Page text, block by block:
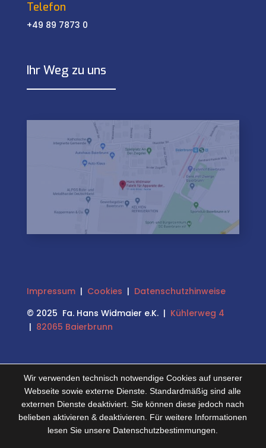
Telefon
+49 89 7873 0
Ihr Weg zu uns
Impressum| Cookies | Datenschutzhinweise
© 2025 Fa. Hans Widmaier e.K. | Kühlerweg 4
| 82065 Baierbrunn
Wir verwenden technisch notwendige Cookies auf unserer
Webseite sowie externe Dienste. Standardmäßig sind alle
externen Dienste deaktiviert. Sie können diese jedoch nach
belieben aktivieren & deaktivieren. Für weitere Informationen
lesen Sie unsere Datenschutzbestimmungen.